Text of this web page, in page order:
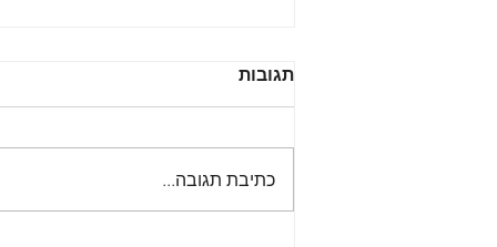
תגובות
כתיבת תגובה...